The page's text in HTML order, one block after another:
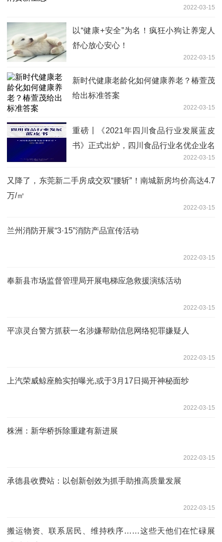
2022-03-15
以“健康+安全”为名！疯狂小狗让养宠人
舒心放心安心！
2022-03-15
新时代健康老龄化如何健康养老？椿萱茂
给出标准答案
2022-03-15
重磅丨《2021年四川食品行业发展蓝皮
书》正式出炉，四川食品行业名优企业名
2022-03-15
又降了，东莞新二手房成交双“腰斩”！南城新房均价高达4.7
万/㎡
2022-03-15
兰州消防开展“3·15”消防产品宣传活动
2022-03-15
奉新县市场监督管理局开展电梯应急救援演练活动
2022-03-15
平凉灵台警方抓获一名涉嫌帮助信息网络犯罪嫌疑人
2022-03-15
上汽荣威鲸座舱实拍曝光,或于3月17日揭开神秘面纱
2022-03-15
株洲：新华桥拆除重建有新进展
2022-03-15
承德县收费站：以创新创效为抓手助推高质量发展
2022-03-15
搬运物资、联系居民、维持秩序……这些天他们在忙碌展